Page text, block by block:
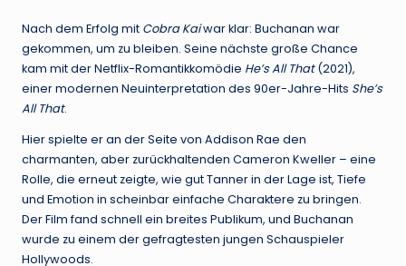
Nach dem Erfolg mit Cobra Kaiwar klar: Buchanan war
gekommen, um zu bleiben. Seine nächste große Chance
kam mit der Netflix-Romantikkomödie He’s All That(2021),
einer modernen Neuinterpretation des 90er-Jahre-Hits She’s
All That.
Hier spielte er an der Seite von Addison Rae den
charmanten, aber zurückhaltenden Cameron Kweller – eine
Rolle, die erneut zeigte, wie gut Tanner in der Lage ist, Tiefe
und Emotion in scheinbar einfache Charaktere zu bringen.
Der Film fand schnell ein breites Publikum, und Buchanan
wurde zu einem der gefragtesten jungen Schauspieler
Hollywoods.